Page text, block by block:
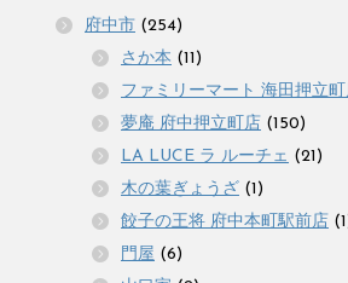
府中市 (254)
さか本 (11)
ファミリーマート 海田押立町
夢庵 府中押立町店 (150)
LA LUCE ラ ルーチェ (21)
木の葉ぎょうざ (1)
餃子の王将 府中本町駅前店
門屋 (6)